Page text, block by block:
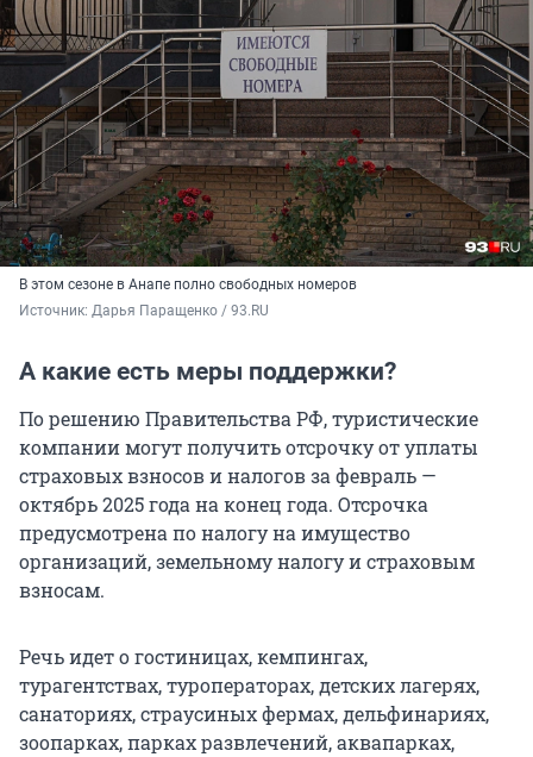
В этом сезоне в Анапе полно свободных номеров
Источник: Дарья Паращенко / 93.RU
А какие есть меры поддержки?
По решению Правительства РФ, туристические
компании могут получить отсрочку от уплаты
страховых взносов и налогов за февраль —
октябрь 2025 года на конец года. Отсрочка
предусмотрена по налогу на имущество
организаций, земельному налогу и страховым
взносам.
Речь идет о гостиницах, кемпингах,
турагентствах, туроператорах, детских лагерях,
санаториях, страусиных фермах, дельфинариях,
зоопарках, парках развлечений, аквапарках,